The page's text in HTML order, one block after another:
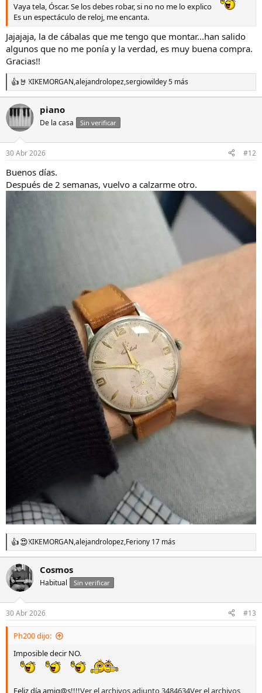
Vaya tela, Óscar. Se los debes robar, si no no me lo explico
Es un espectáculo de reloj, me encanta.
Jajajaja, la de cábalas que me tengo que montar...han salido
algunos que no me ponía y la verdad, es muy buena compra.
Gracias!!
R
e
a
c
o
n
e
s
KIKEMORGAN,alejandrolopez,sergiowildey 5 más
piano
De la casa Sin verificar
30 Abr 2026 #12
Buenos días.
Después de 2 semanas, vuelvo a calzarme otro.
R
e
a
c
c
o
n
e
KIKEMORGAN,alejandrolopez,Feriony 17 más
Cosmos
Habitual Sin verificar
30 Abr 2026 #13
Ph200 dijo:
Imposible decir NO.
Feliz día amig@s!!!!Ver el archivos adjunto 3484634Ver el archivos